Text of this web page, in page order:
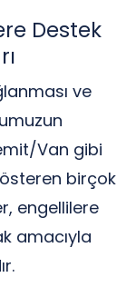
Destek
ve
Van gibi
birçok
engellilere
amacıyla